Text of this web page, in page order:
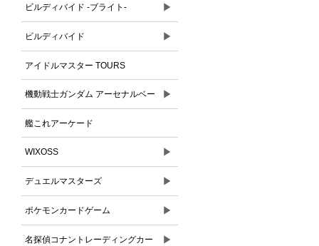
ビルディバイド -ブライト- ▶
ビルディバイド ▶
アイドルマスター TOURS
機動戦士ガンダム アーセナルベー
ス
▶
艦これアーケード
WIXOSS ▶
デュエルマスターズ ▶
ポケモンカードゲーム ▶
名探偵コナントレーディングカー ▶